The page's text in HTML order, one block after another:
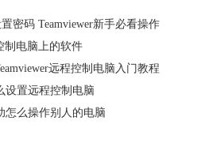
密码 Teamviewer新手必看操作
制电脑上的软件
远程控制电脑入门教程
设置远程控制电脑
怎么操作别人的电脑